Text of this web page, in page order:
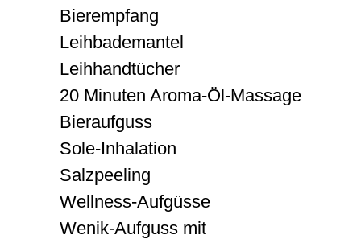
Bierempfang
Leihbademantel
Leihhandtücher
20 Minuten Aroma-Öl-Massage
Bieraufguss
Sole-Inhalation
Salzpeeling
Wellness-Aufgüsse
Wenik-Aufguss mit